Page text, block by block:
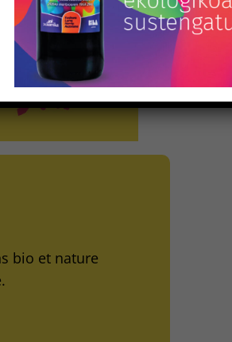
13h
De 18h à
Mane
bio et nature